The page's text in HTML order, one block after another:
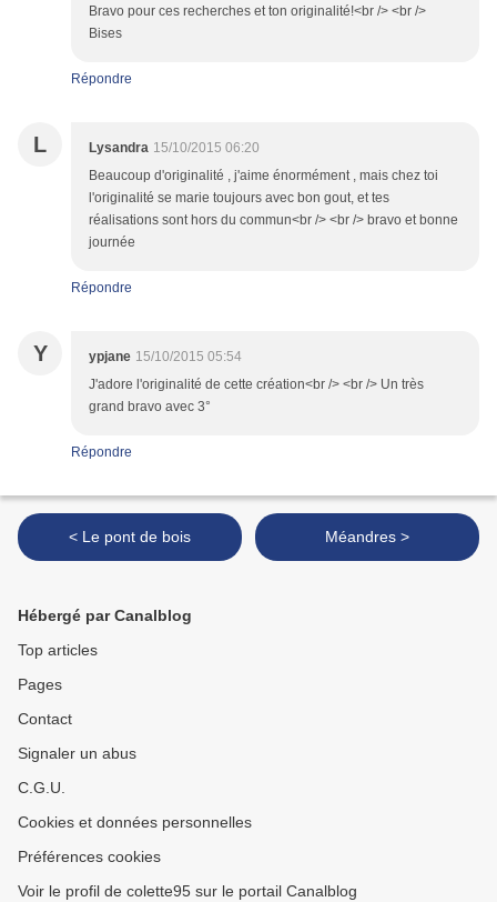
Bravo pour ces recherches et ton originalité!<br /> <br />
Bises
Répondre
L Lysandra 15/10/2015 06:20
Beaucoup d'originalité , j'aime énormément , mais chez toi
l'originalité se marie toujours avec bon gout, et tes
réalisations sont hors du commun<br /> <br /> bravo et bonne
journée
Répondre
Y ypjane 15/10/2015 05:54
J'adore l'originalité de cette création<br /> <br /> Un très
grand bravo avec 3°
Répondre
< Le pont de bois Méandres >
Hébergé par Canalblog
Top articles
Pages
Contact
Signaler un abus
C.G.U.
Cookies et données personnelles
Préférences cookies
Voir le profil de colette95 sur le portail Canalblog